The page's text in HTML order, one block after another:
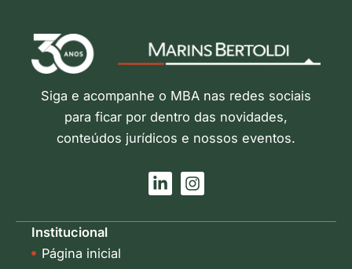
Siga e acompanhe o MBA nas redes sociais
para ficar por dentro das novidades,
conteúdos jurídicos e nossos eventos.
L
i
k
I
n
t
Institucional
Página inicial